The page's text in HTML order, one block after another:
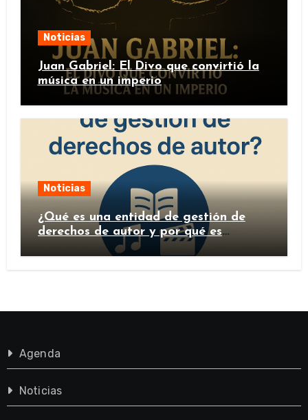
Noticias
Juan Gabriel: El Divo que convirtió la
música en un imperio
Noticias
¿Qué es una entidad de gestión de
derechos de autor y por qué es
importante?
Agenda
Noticias